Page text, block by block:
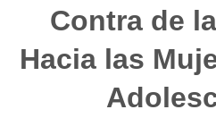
Contra de
Hacia las